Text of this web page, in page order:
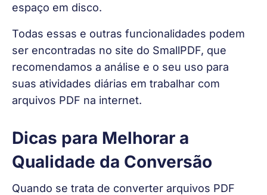
espaço em disco.
Todas essas e outras funcionalidades podem
ser encontradas no site do SmallPDF, que
recomendamos a análise e o seu uso para
suas atividades diárias em trabalhar com
arquivos PDF na internet.
Dicas para Melhorar a
Qualidade da Conversão
Quando se trata de converter arquivos PDF